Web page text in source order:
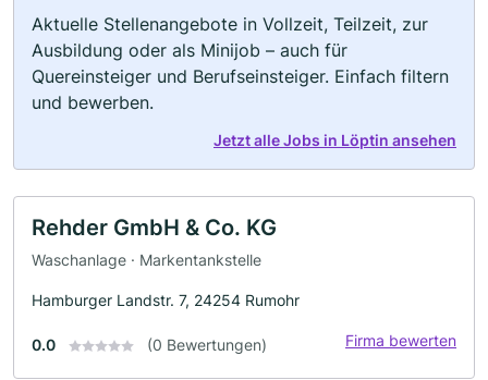
Aktuelle Stellenangebote in Vollzeit, Teilzeit, zur
Ausbildung oder als Minijob – auch für
Quereinsteiger und Berufseinsteiger. Einfach filtern
und bewerben.
Jetzt alle Jobs in Löptin ansehen
Rehder GmbH & Co. KG
Waschanlage · Markentankstelle
Hamburger Landstr. 7, 24254 Rumohr
0.0 (0 Bewertungen) Firma bewerten